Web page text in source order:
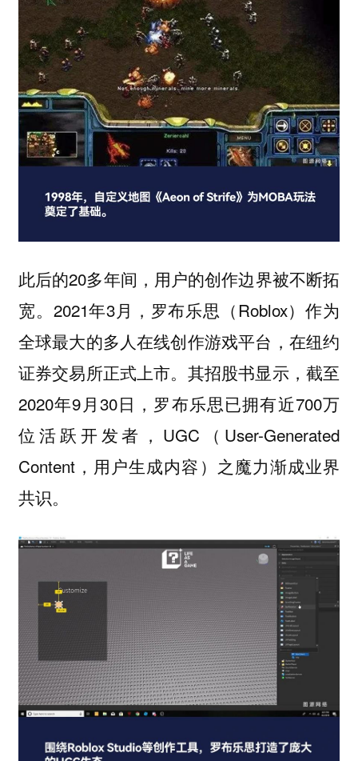
此后的20多年间，用户的创作边界被不断拓
宽。2021年3月，罗布乐思（Roblox）作为
全球最大的多人在线创作游戏平台，在纽约
证券交易所正式上市。其招股书显示，截至
2020年9月30日，罗布乐思已拥有近700万
位活跃开发者，UGC（User-Generated
Content，用户生成内容）之魔力渐成业界
共识。